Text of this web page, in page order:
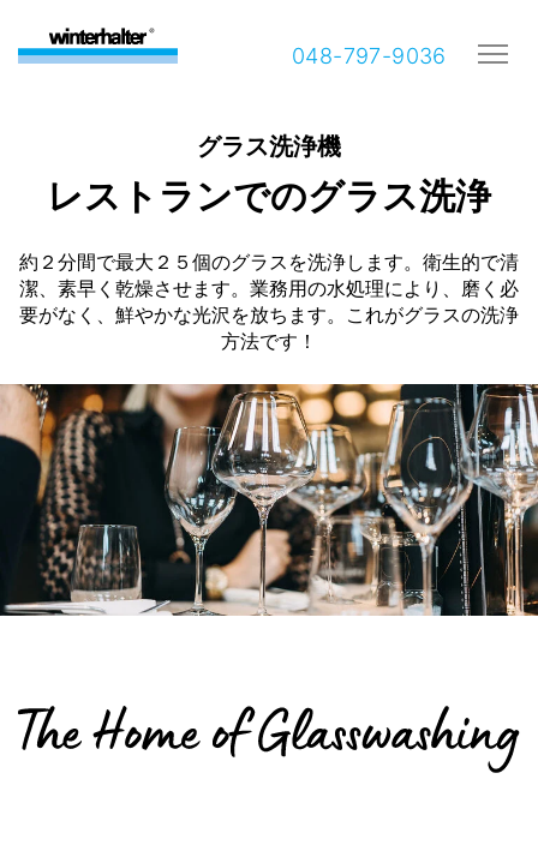
048-797-9036
グラス洗浄機
レストランでのグラス洗浄
約２分間で最大２５個のグラスを洗浄します。衛生的で清
潔、素早く乾燥させます。業務用の水処理により、磨く必
要がなく、鮮やかな光沢を放ちます。これがグラスの洗浄
方法です！